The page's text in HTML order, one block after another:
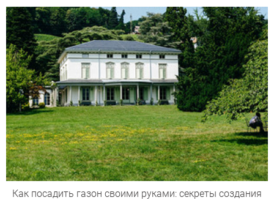
Как посадить газон своими руками: секреты создания